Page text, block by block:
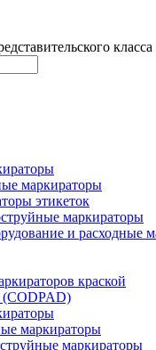
класса
маркираторы
этикеток
маркираторы
и расходные
краской
маркираторы
маркираторы